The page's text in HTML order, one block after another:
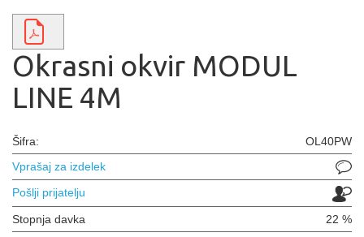
Okrasni okvir MODUL
LINE 4M
Šifra:
OL40PW
Vprašaj za izdelek
Pošlji prijatelju
Stopnja davka 22 %